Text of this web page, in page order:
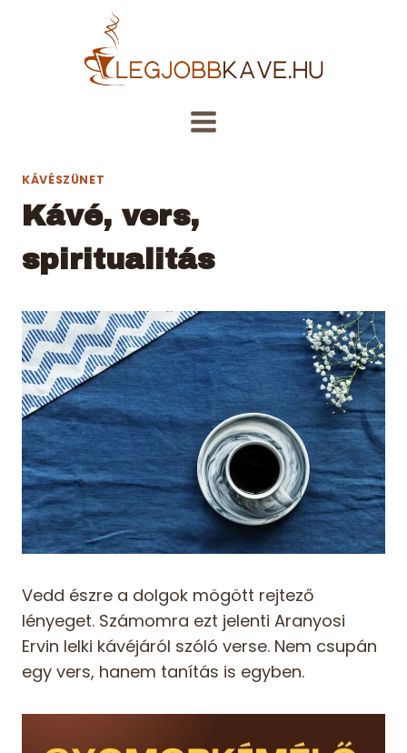
KÁVÉSZÜNET
Kávé, vers,
spiritualitás
Vedd észre a dolgok mögött rejtező
lényeget. Számomra ezt jelenti Aranyosi
Ervin lelki kávéjáról szóló verse. Nem csupán
egy vers, hanem tanítás is egyben.